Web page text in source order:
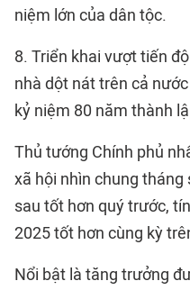
niệm lớn của dân tộc.
8. Triển khai vượt tiến
nhà dột nát trên cả
kỷ niệm 80 năm thành
Thủ tướng Chính phủ
xã hội nhìn chung
sau tốt hơn quý trước,
2025 tốt hơn cùng kỳ
Nổi bật là tăng trưởng